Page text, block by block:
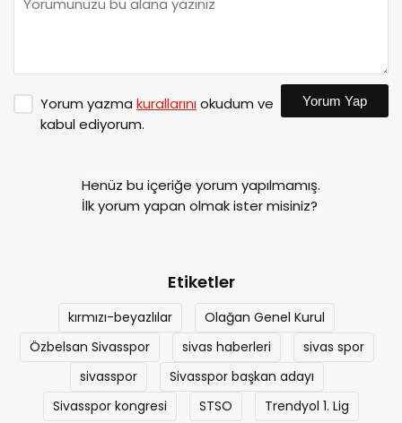
Yorum yazma kurallarınıokudum ve
kabul ediyorum.
Yorum Yap
Henüz bu içeriğe yorum yapılmamış.
İlk yorum yapan olmak ister misiniz?
Etiketler
kırmızı-beyazlılar
Olağan Genel Kurul
Özbelsan Sivasspor
sivas haberleri
sivas spor
sivasspor
Sivasspor başkan adayı
Sivasspor kongresi
STSO Trendyol 1. Lig